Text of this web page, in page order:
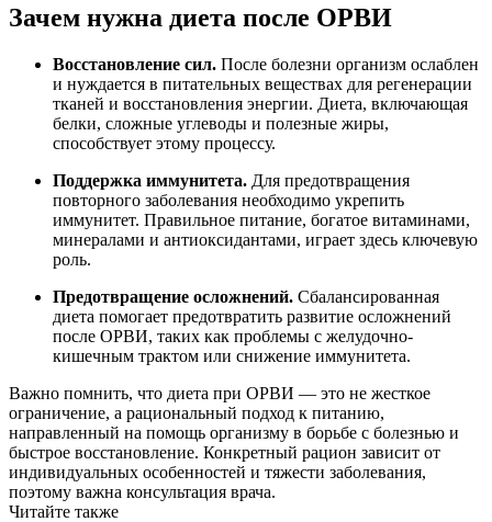
Зачем нужна диета после ОРВИ
Восстановление сил. После болезни организм ослаблен
и нуждается в питательных веществах для регенерации
тканей и восстановления энергии. Диета, включающая
белки, сложные углеводы и полезные жиры,
способствует этому процессу.
Поддержка иммунитета. Для предотвращения
повторного заболевания необходимо укрепить
иммунитет. Правильное питание, богатое витаминами,
минералами и антиоксидантами, играет здесь ключевую
роль.
Предотвращение осложнений. Сбалансированная
диета помогает предотвратить развитие осложнений
после ОРВИ, таких как проблемы с желудочно-
кишечным трактом или снижение иммунитета.
Важно помнить, что диета при ОРВИ — это не жесткое
ограничение, а рациональный подход к питанию,
направленный на помощь организму в борьбе с болезнью и
быстрое восстановление. Конкретный рацион зависит от
индивидуальных особенностей и тяжести заболевания,
поэтому важна консультация врача.
Читайте также